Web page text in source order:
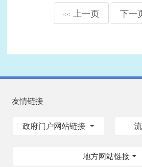
<< 上一页 下一
友情链接
政府门户网站链接
地方网站链接